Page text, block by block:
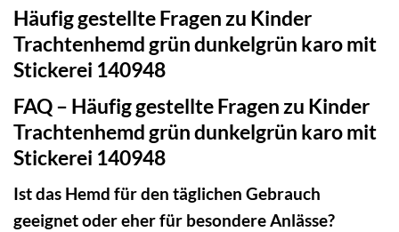
Häufig gestellte Fragen zu Kinder
Trachtenhemd grün dunkelgrün karo mit
Stickerei 140948
FAQ – Häufig gestellte Fragen zu Kinder
Trachtenhemd grün dunkelgrün karo mit
Stickerei 140948
Ist das Hemd für den täglichen Gebrauch
geeignet oder eher für besondere Anlässe?